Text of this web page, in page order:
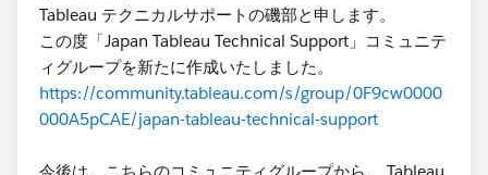
Tableau テクニカルサポートの磯部と申します。
この度「Japan Tableau Technical Support」コミュニテ
ィグループを新たに作成いたしました。
https://community.tableau.com/s/group/0F9cw0000
000A5pCAE/japan-tableau-technical-support